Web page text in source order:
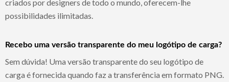
criados por designers de todo o mundo, oferecem-lhe
possibilidades ilimitadas.
Recebo uma versão transparente do meu logótipo de carga?
Sem dúvida! Uma versão transparente do seu logótipo de
carga é fornecida quando faz a transferência em formato PNG.